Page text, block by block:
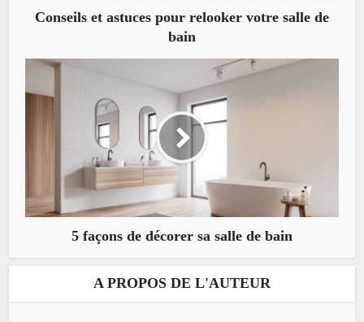
Conseils et astuces pour relooker votre salle de
bain
5 façons de décorer sa salle de bain
A PROPOS DE L'AUTEUR